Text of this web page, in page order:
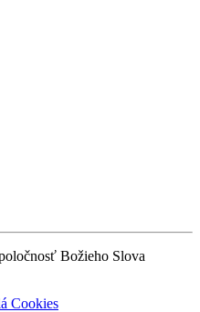
Božieho Slova
Cookies